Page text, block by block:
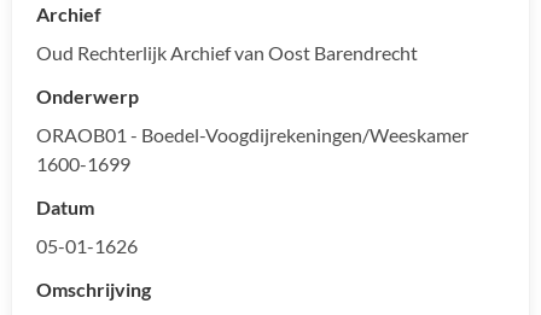
Archief
Oud Rechterlijk Archief van Oost Barendrecht
Onderwerp
ORAOB01 - Boedel-Voogdijrekeningen/Weeskamer
1600-1699
Datum
05-01-1626
Omschrijving